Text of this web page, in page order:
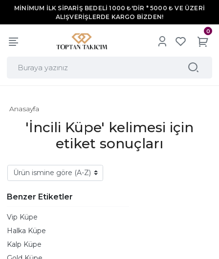
MİNİMUM İLK SİPARİŞ BEDELİ 1000 ₺'DİR * 5000 ₺ VE ÜZERİ
ALIŞVERİŞLERDE KARGO BİZDEN!
0
'İncili Küpe' kelimesi için
etiket sonuçları
Anasayfa
Benzer Etiketler
Vip Küpe
Halka Küpe
Kalp Küpe